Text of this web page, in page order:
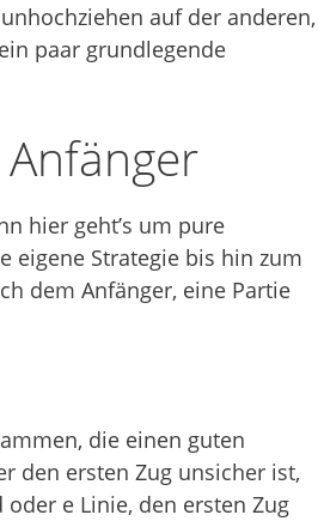
auf der anderen,
paar grundlegende
hier geht’s um pure
eigene Strategie bis hin zum
dem Anfänger, eine Partie
die einen guten
den ersten Zug unsicher ist,
e Linie, den ersten Zug